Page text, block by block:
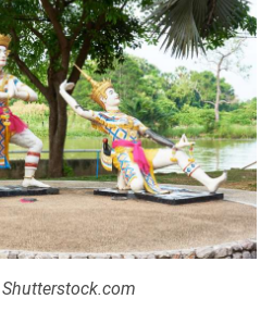
Shutterstock.com